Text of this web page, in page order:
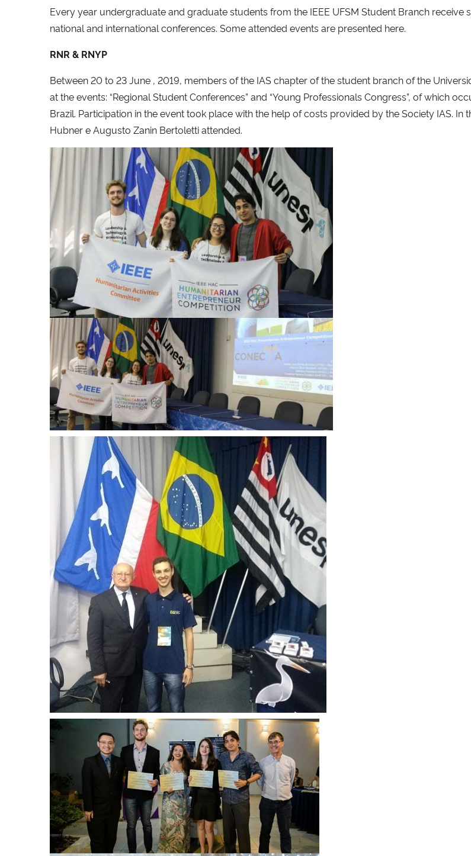
Every year undergraduate and graduate students from the IEEE UFSM Student Branch
national and international conferences. Some attended events are presented here.
RNR & RNYP
Between 20 to 23 June , 2019, members of the IAS chapter of the student branch of the
at the events: “Regional Student Conferences” and “Young Professionals Congress”, of which
Brazil. Participation in the event took place with the help of costs provided by the Society IAS. In
Hubner e Augusto Zanin Bertoletti attended.